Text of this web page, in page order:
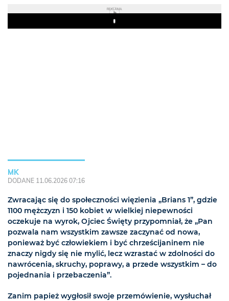
REKLAMA
Play
MK
DODANE 11.06.2026 07:16
Zwracając się do społeczności więzienia „Brians 1”, gdzie
1100 mężczyzn i 150 kobiet w wielkiej niepewności
oczekuje na wyrok, Ojciec Święty przypomniał, że „Pan
pozwala nam wszystkim zawsze zaczynać od nowa,
ponieważ być człowiekiem i być chrześcijaninem nie
znaczy nigdy się nie mylić, lecz wzrastać w zdolności do
nawrócenia, skruchy, poprawy, a przede wszystkim – do
pojednania i przebaczenia”.
Zanim papież wygłosił swoje przemówienie, wysłuchał